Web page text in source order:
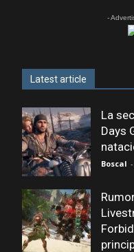
-
Latest article
La
Days
Boscal -